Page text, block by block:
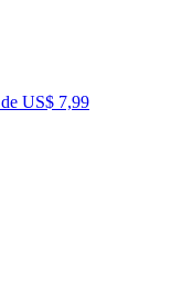
US$ 7,99